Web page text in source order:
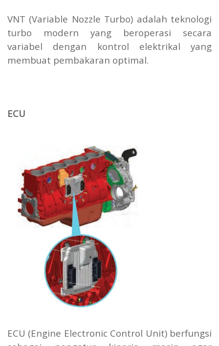
VNT (Variable Nozzle Turbo) adalah teknologi
turbo modern yang beroperasi secara
variabel dengan kontrol elektrikal yang
membuat pembakaran optimal.
ECU
ECU (Engine Electronic Control Unit) berfungsi